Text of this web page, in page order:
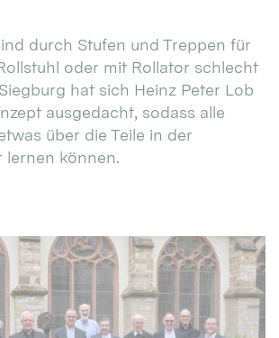
durch Stufen und Treppen für
oder mit Rollator schlecht
hat sich Heinz Peter Lob
ausgedacht, sodass alle
über die Teile in der
lernen können.